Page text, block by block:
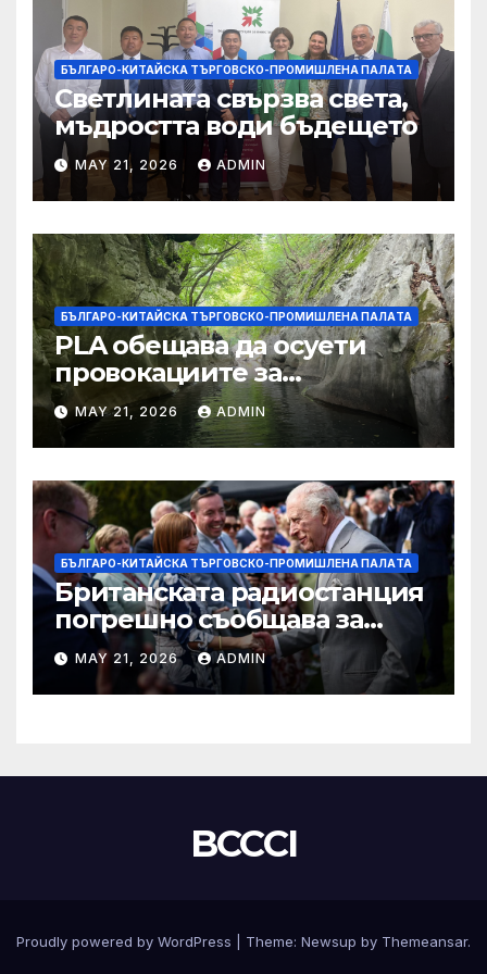
БЪЛГАРО-КИТАЙСКА ТЪРГОВСКО-ПРОМИШЛЕНА ПАЛAТА
Светлината свързва света,
мъдростта води бъдещето
MAY 21, 2026 ADMIN
БЪЛГАРО-КИТАЙСКА ТЪРГОВСКО-ПРОМИШЛЕНА ПАЛAТА
PLA обещава да осуети
провокациите за
„независимост на Тайван“.
MAY 21, 2026 ADMIN
БЪЛГАРО-КИТАЙСКА ТЪРГОВСКО-ПРОМИШЛЕНА ПАЛAТА
Британската радиостанция
погрешно съобщава за
смъртта на крал Чарлз
MAY 21, 2026 ADMIN
BCCCI
Proudly powered by WordPress Theme: Newsup by Themeansar.